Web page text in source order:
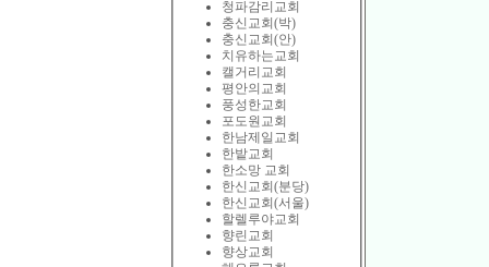
청파감리교회
충신교회(박)
충신교회(안)
치유하는교회
캘거리교회
평안의교회
풍성한교회
포도원교회
한남제일교회
한밭교회
한소망 교회
한신교회(분당)
한신교회(서울)
할렐루야교회
향린교회
향상교회